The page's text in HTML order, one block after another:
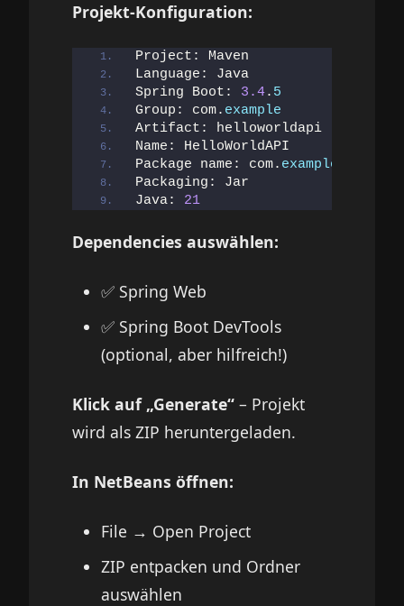
Projekt-Konfiguration:
Project: Maven
Language: Java
Spring Boot: 3.4. 5
Group: com. example
Artifact: helloworldapi
Name: HelloWorldAPI
Package name: com. example
Packaging: Jar
Java: 21
Dependencies auswählen:
✅ Spring Web
✅ Spring Boot DevTools
(optional, aber hilfreich!)
Klick auf „Generate“ – Projekt
wird als ZIP heruntergeladen.
In NetBeans öffnen:
File → Open Project
ZIP entpacken und Ordner
auswählen